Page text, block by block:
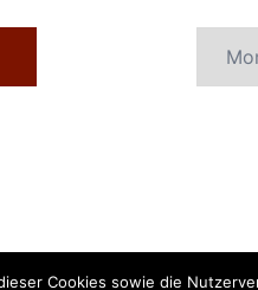
Cookies sowie die